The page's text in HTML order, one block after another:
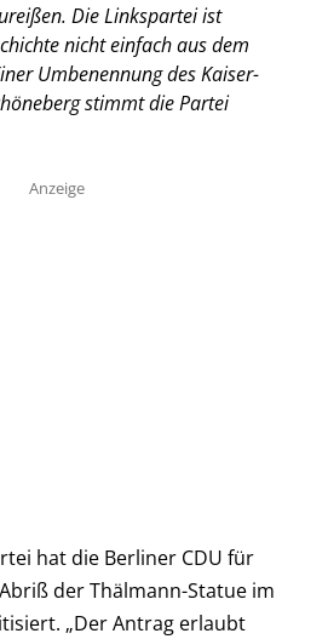
Die Linkspartei ist
nicht einfach aus dem
Umbenennung des Kaiser-
stimmt die Partei
Anzeige
hat die Berliner CDU für
der Thälmann-Statue im
„Der Antrag erlaubt